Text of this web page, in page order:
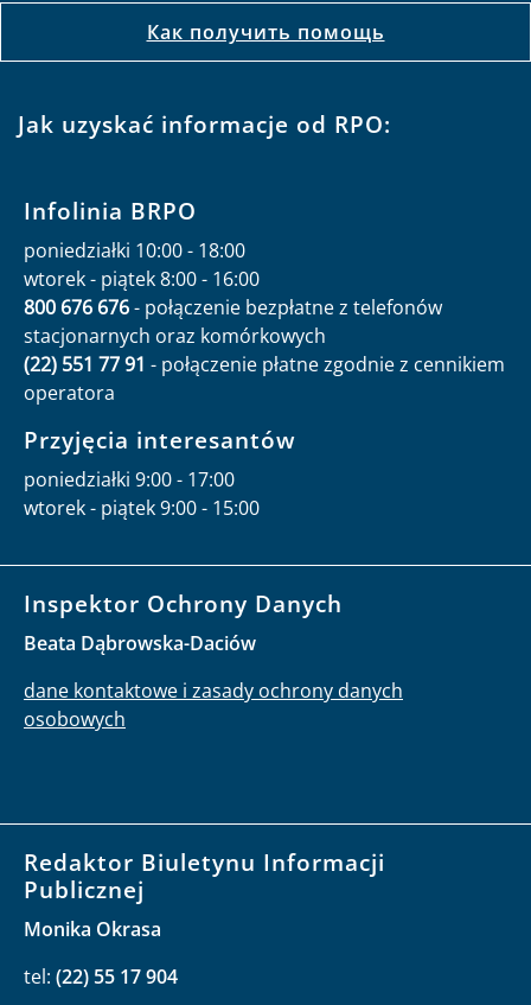
Как получить помощь
Jak uzyskać informacje od RPO:
Infolinia BRPO
poniedziałki 10:00 - 18:00
wtorek - piątek 8:00 - 16:00
800 676 676- połączenie bezpłatne z telefonów
stacjonarnych oraz komórkowych
(22) 551 77 91 - połączenie płatne zgodnie z cennikiem
operatora
Przyjęcia interesantów
poniedziałki 9:00 - 17:00
wtorek - piątek 9:00 - 15:00
Inspektor Ochrony Danych
Beata Dąbrowska-Daciów
dane kontaktowe i zasady ochrony danych
osobowych
Redaktor Biuletynu Informacji
Publicznej
Monika Okrasa
tel: (22) 55 17 904